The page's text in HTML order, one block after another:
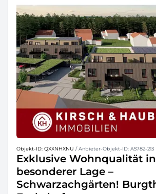
Objekt-ID: QXXNHXNU / Anbieter-Objekt-ID: A5782-213
Exklusive Wohnqualität in
besonderer Lage –
Schwarzachgärten!